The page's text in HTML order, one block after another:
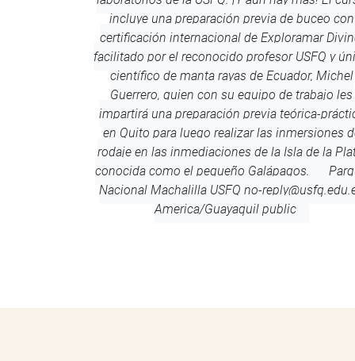
incluye una preparación previa de buceo con
certificación internacional de Exploramar
facilitado por el reconocido profesor USFQ y
científico de manta rayas de Ecuador, Michel
Guerrero, quien con su equipo de trabajo les
impartirá una preparación previa teórica-
en Quito para luego realizar las inmersiones
rodaje en las inmediaciones de la Isla de la
conocida como el pequeño Galápagos.
Nacional Machalilla USFQ no-
America/Guayaquil public